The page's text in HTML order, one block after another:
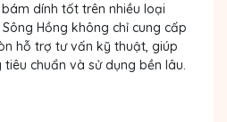
dính tốt trên nhiều loại
Hồng không chỉ cung cấp
hỗ trợ tư vấn kỹ thuật, giúp
chuẩn và sử dụng bền lâu.